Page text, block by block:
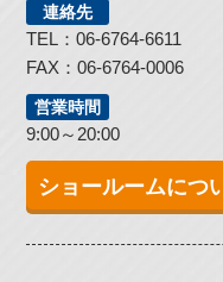
連絡先
TEL：06-6764-6611
FAX：06-6764-0006
営業時間
9:00～20:00
ショールームにつ